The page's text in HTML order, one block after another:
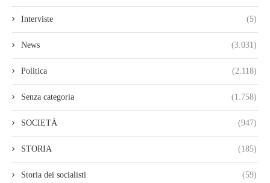
Interviste (5)
News (3.031)
Politica (2.118)
Senza categoria (1.758)
SOCIETÀ (947)
STORIA (185)
Storia dei socialisti (59)